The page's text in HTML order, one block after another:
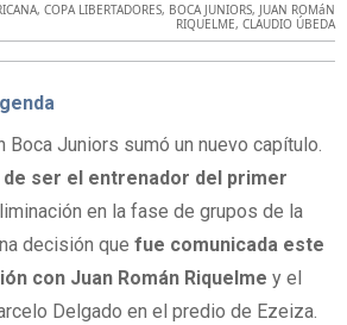
, COPA LIBERTADORES, BOCA JUNIORS, JUAN ROMáN
RIQUELME, CLAUDIO ÚBEDA
Boca Juniors sumó un nuevo capítulo.
de ser el entrenador del primer
en la fase de grupos de la
decisión que fue comunicada este
con Juan Román Riquelme y el
Delgado en el predio de Ezeiza.